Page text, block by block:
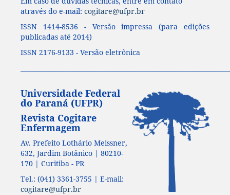
através do e-mail: cogitare@ufpr.br
ISSN 1414-8536 - Versão impressa (para edições
publicadas até 2014)
ISSN 2176-9133 - Versão eletrônica
Universidade Federal
do Paraná (UFPR)
Revista Cogitare
Enfermagem
Av. Prefeito Lothário Meissner,
632, Jardim Botânico | 80210-
170 | Curitiba - PR
Tel.: (041) 3361-3755 | E-mail:
cogitare@ufpr.br